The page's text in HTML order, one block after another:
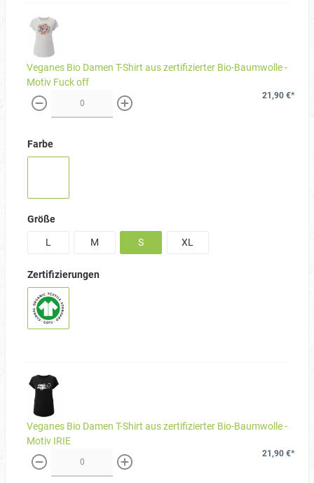
Veganes Bio Damen T-Shirt aus zertifizierter Bio-Baumwolle -
Motiv Fuck off
weniger mehr
21,90 €*
Farbe
Größe
L
M S XL
Zertifizierungen
Veganes Bio Damen T-Shirt aus zertifizierter Bio-Baumwolle -
Motiv IRIE
weniger mehr
21,90 €*